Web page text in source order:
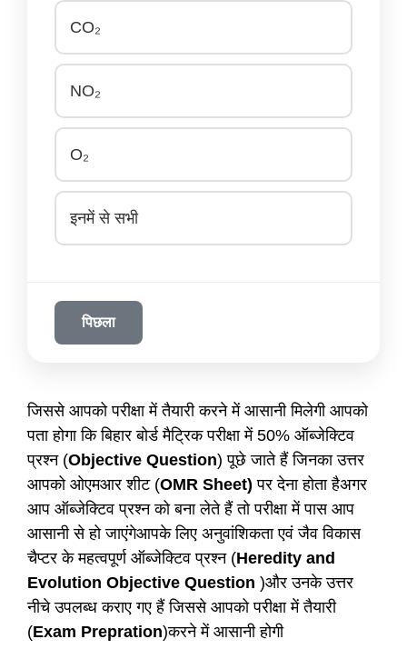
CO₂
NO₂
O₂
इनमें से सभी
पिछला
जिससे आपको परीक्षा में तैयारी करने में आसानी मिलेगी आपको
पता होगा कि बिहार बोर्ड मैट्रिक परीक्षा में 50% ऑब्जेक्टिव
प्रश्न (Objective Question) पूछे जाते हैं जिनका उत्तर
आपको ओएमआर शीट (OMR Sheet) पर देना होता हैअगर
आप ऑब्जेक्टिव प्रश्न को बना लेते हैं तो परीक्षा में पास आप
आसानी से हो जाएंगेआपके लिए अनुवांशिकता एवं जैव विकास
चैप्टर के महत्वपूर्ण ऑब्जेक्टिव प्रश्न (Heredity and
Evolution Objective Question )और उनके उत्तर
नीचे उपलब्ध कराए गए हैं जिससे आपको परीक्षा में तैयारी
(Exam Prepration)करने में आसानी होगी